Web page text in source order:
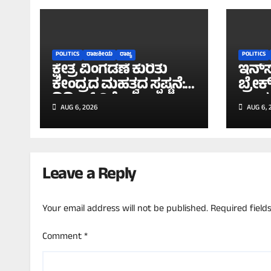
POLITICS ರಾಜಕೀಯ ರಾಜ್ಯ
ಕ್ಷೇತ್ರ ವಿಂಗಡಣೆ ಕುರಿತು
ಕೇಂದ್ರದ ಮಹತ್ವದ ಸ್ಪಷ್ಟನೆ:
ದಿಢೀರ್ ವಿಶೇಷ
ಅಧಿವೇಶನದ ಪ್ರಸ್ತಾವನೆ
ಇಲ್ಲ ಎಂದ ಸರ್ಕಾರ!
AUG 6, 2026
POLITICS
AUG 6,
Leave a Reply
Your email address will not be published.Required
Comment*